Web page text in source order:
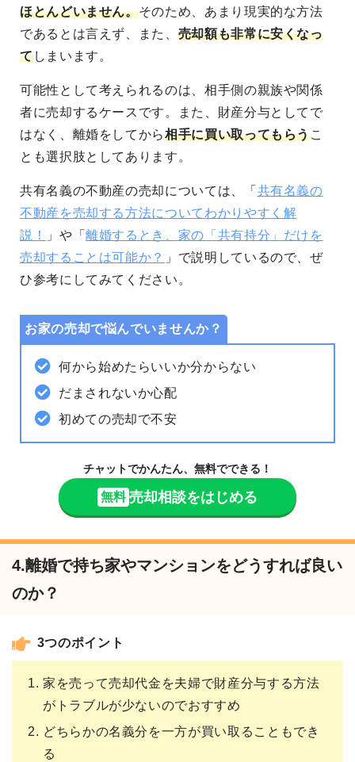
ほとんどいません。そのため、あまり現実的な方法
であるとは言えず、また、 売却額も非常に安くなっ
てしまいます。
可能性として考えられるのは、相手側の親族や関係
者に売却するケースです。また、財産分与としてで
はなく、離婚をしてから相手に買い取ってもらうこ
とも選択肢としてあります。
共有名義の不動産の売却については、「 共有名義の
不動産を売却する方法についてわかりやすく解
説！
」や「離婚するとき、家の「共有持分」だけを
売却することは可能か？ 」で説明しているので、ぜ
ひ参考にしてみてください。
お家の売却で悩んでいませんか？
何から始めたらいいか分からない
だまされないか心配
初めての売却で不安
チャットでかんたん、無料でできる！
無料 売却相談をはじめる
4.離婚で持ち家やマンションをどうすれば良い
のか？
3つのポイント
家を売って売却代金を夫婦で財産分与する方法
がトラブルが少ないのでおすすめ
どちらかの名義分を一方が買い取ることもでき
る